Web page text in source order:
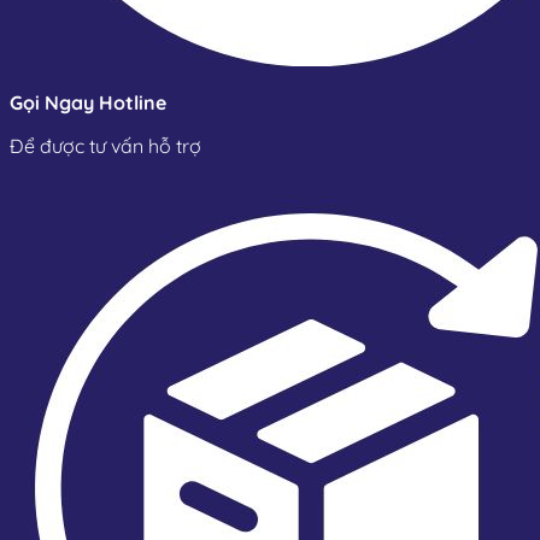
Gọi Ngay Hotline
Để được tư vấn hỗ trợ